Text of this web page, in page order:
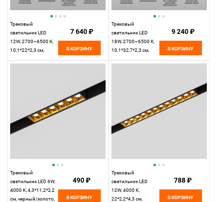
Трековый
светильник LED
12W, 2700~6500 К,
10,1*22*2,3 см,
7 640 ₽
В КОРЗИНУ
Трековый
светильник LED
18W, 2700~6500 К,
10,1*32,7*2,3 см,
9 240 ₽
В КОРЗИНУ
Трековый
светильник LED 6W,
4000 К, 4,3*11,2*2,2
см, черный/золото,
490 ₽
В КОРЗИНУ
Трековый
светильник LED
12W, 4000 К,
22*2,2*4,3 см,
788 ₽
В КОРЗИНУ